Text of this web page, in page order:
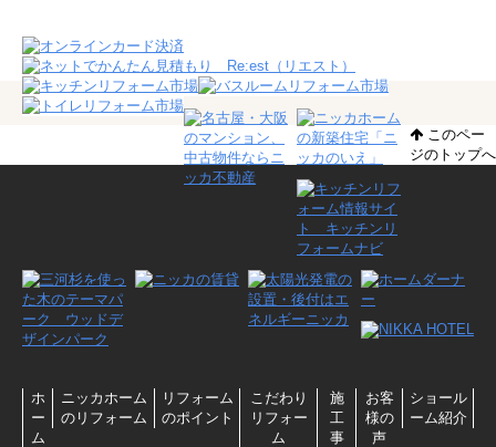
このペー
ジのトップへ
ホ
ー
ム
ニッカホーム
のリフォーム
リフォーム
のポイント
こだわり
リフォー
ム
施
工
事
お客
様の
声
ショール
ーム紹介